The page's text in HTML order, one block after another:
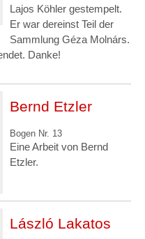
Lajos Köhler gestempelt.
Er war dereinst Teil der
Sammlung Géza Molnárs.
Danke!
Bernd Etzler
Bogen Nr. 13
Eine Arbeit von Bernd
Etzler.
László Lakatos